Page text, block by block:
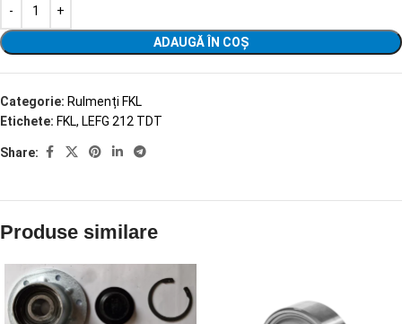
ADAUGĂ ÎN COȘ
Categorie: Rulmenți FKL
Etichete: FKL, LEFG 212 TDT
Share:
Produse similare